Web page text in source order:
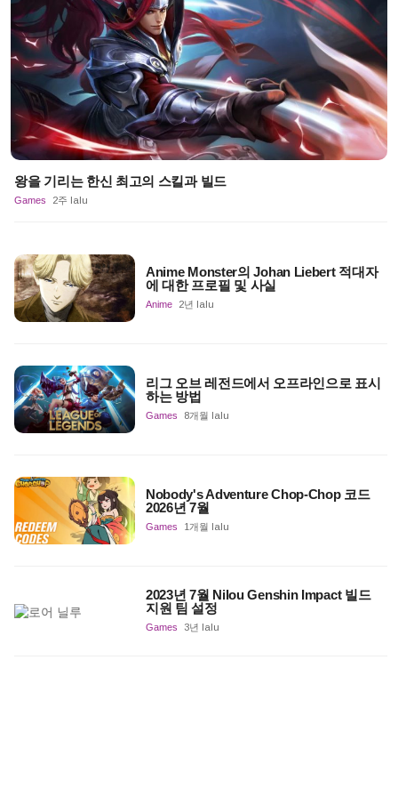
왕을 기리는 한신 최고의 스킬과 빌드
Games 2주 lalu
Anime Monster의 Johan Liebert 적대자
에 대한 프로필 및 사실
Anime 2년 lalu
리그 오브 레전드에서 오프라인으로 표시
하는 방법
Games 8개월 lalu
Nobody's Adventure Chop-Chop 코드
2026년 7월
Games 1개월 lalu
2023년 7월 Nilou Genshin Impact 빌드
지원 팀 설정
Games 3년 lalu